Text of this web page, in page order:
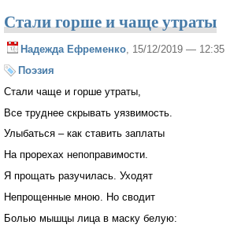
Стали горше и чаще утраты
Надежда Ефременко, 15/12/2019 — 12:35
Поэзия
Стали чаще и горше утраты,
Все труднее скрывать уязвимость.
Улыбаться – как ставить заплаты
На прорехах непоправимости.
Я прощать разучилась. Уходят
Непрощенные мною. Но сводит
Болью мышцы лица в маску белую: